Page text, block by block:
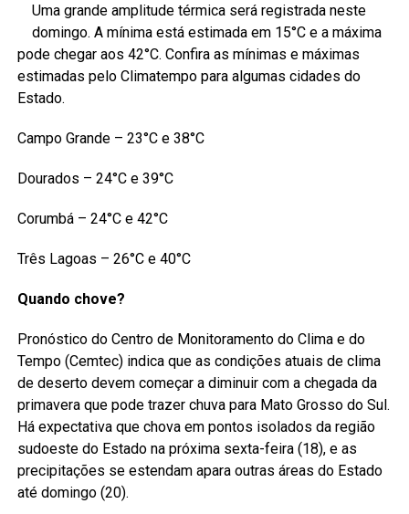
Uma grande amplitude térmica será registrada neste
domingo. A mínima está estimada em 15°C e a máxima
pode chegar aos 42°C. Confira as mínimas e máximas
estimadas pelo Climatempo para algumas cidades do
Estado.
Campo Grande – 23°C e 38°C
Dourados – 24°C e 39°C
Corumbá – 24°C e 42°C
Três Lagoas – 26°C e 40°C
Quando chove?
Pronóstico do Centro de Monitoramento do Clima e do
Tempo (Cemtec) indica que as condições atuais de clima
de deserto devem começar a diminuir com a chegada da
primavera que pode trazer chuva para Mato Grosso do Sul.
Há expectativa que chova em pontos isolados da região
sudoeste do Estado na próxima sexta-feira (18), e as
precipitações se estendam apara outras áreas do Estado
até domingo (20).